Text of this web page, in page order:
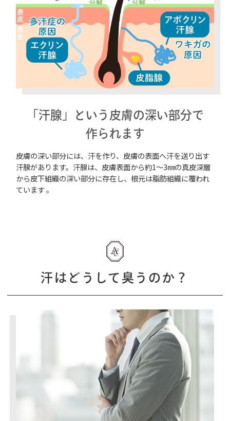
「汗腺」という皮膚の深い部分で
作られます
皮膚の深い部分には、汗を作り、皮膚の表面へ汗を送り出す
汗腺があります。汗腺は、皮膚表面から約1～3㎜の真皮深層
から皮下組織の深い部分に存在し、根元は脂肪組織に覆われ
ています 。
汗はどうして臭うのか？